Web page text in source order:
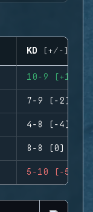
KD (+/-)
10-9 (+1)
7-9 (-2)
4-8 (-4)
8-8 (0)
5-10 (-5)